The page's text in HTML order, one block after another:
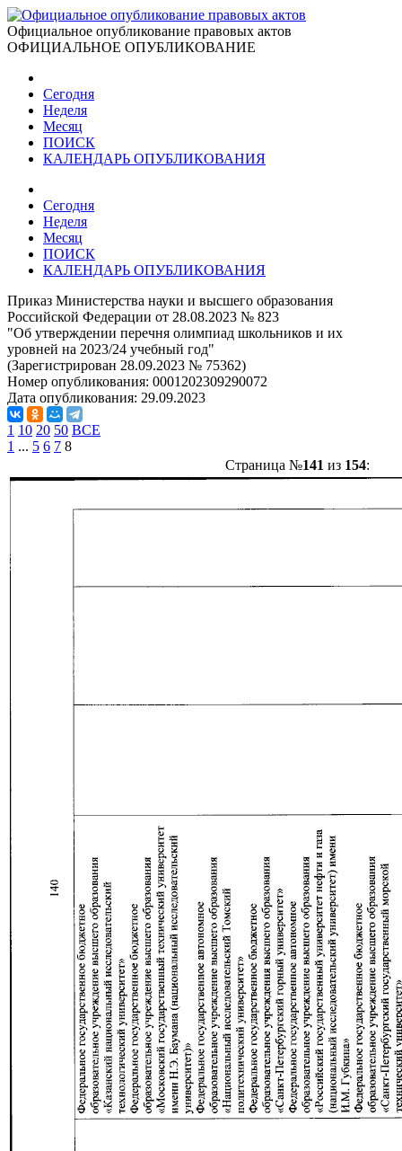
Официальное опубликование правовых актов
ОФИЦИАЛЬНОЕ ОПУБЛИКОВАНИЕ
Сегодня
Неделя
Месяц
ПОИСК
КАЛЕНДАРЬ ОПУБЛИКОВАНИЯ
Сегодня
Неделя
Месяц
ПОИСК
КАЛЕНДАРЬ ОПУБЛИКОВАНИЯ
Приказ Министерства науки и высшего образования
Российской Федерации от 28.08.2023 № 823
"Об утверждении перечня олимпиад школьников и их
уровней на 2023/24 учебный год"
(Зарегистрирован 28.09.2023 № 75362)
Номер опубликования: 0001202309290072
Дата опубликования: 29.09.2023
1 10 20 50 ВСЕ
1 ... 5 6 7 8
Страница №141 из 154: